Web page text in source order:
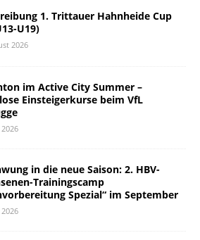
1. Trittauer Hahnheide Cup
U19)
2026
im Active City Summer –
Einsteigerkurse beim VfL
in die neue Saison: 2. HBV-
Trainingscamp
Spezial“ im September